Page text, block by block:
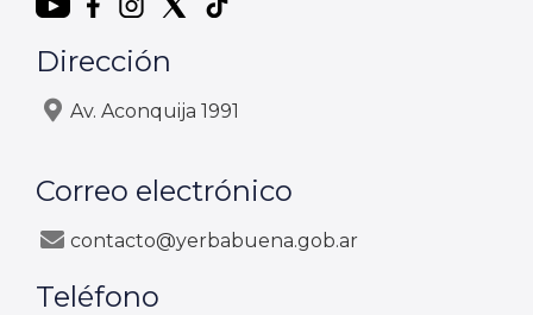
Dirección
Av. Aconquija 1991
Correo electrónico
contacto@yerbabuena.gob.ar
Teléfono